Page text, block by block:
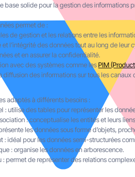
base solide pour la gestion des informations
permet de :
de gestion et les relations entre les
et l’intégrité des données tout au long de leur
et en assurer la confidentialité.
avec des systèmes comme lesPIM
diffusion des informations sur tous les canaux
adaptés à différents besoins :
: utilise des tables pour représenter les
: conceptualise les entités et leurs
les données sous forme d’objets,
: idéal pour les données semi-structurées
: organise les données en arborescence.
: permet de représenter des relations